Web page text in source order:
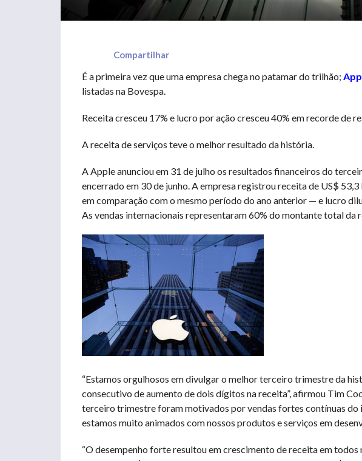
Compartilhar
É a primeira vez que uma empresa chega no patamar do trilhão;
listadas na Bovespa.
Receita cresceu 17% e lucro por ação cresceu 40% em recorde de
A receita de serviços teve o melhor resultado da história.
A Apple anunciou em 31 de julho os resultados financeiros do
encerrado em 30 de junho. A empresa registrou receita de US$
em comparação com o mesmo período do ano anterior — e lucro
As vendas internacionais representaram 60% do montante total da
“Estamos orgulhosos em divulgar o melhor terceiro trimestre da
consecutivo de aumento de dois dígitos na receita”, afirmou Tim
terceiro trimestre foram motivados por vendas fortes contínuas do
estamos muito animados com nossos produtos e serviços em
“O desempenho forte resultou em crescimento de receita em